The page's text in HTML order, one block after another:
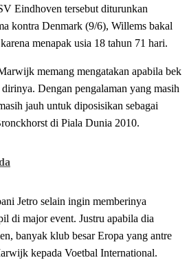
Eindhoven tersebut diturunkan
kontra Denmark (9/6), Willems bakal
menapak usia 18 tahun 71 hari.
memang mengatakan apabila bek
Dengan pengalaman yang masih
jauh untuk diposisikan sebagai
di Piala Dunia 2010.
Jetro selain ingin memberinya
di major event. Justru apabila dia
banyak klub besar Eropa yang antre
kepada Voetbal International.